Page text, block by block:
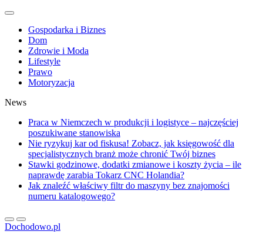
Gospodarka i Biznes
Dom
Zdrowie i Moda
Lifestyle
Prawo
Motoryzacja
News
Praca w Niemczech w produkcji i logistyce – najczęściej
poszukiwane stanowiska
Nie ryzykuj kar od fiskusa! Zobacz, jak księgowość dla
specjalistycznych branż może chronić Twój biznes
Stawki godzinowe, dodatki zmianowe i koszty życia – ile
naprawdę zarabia Tokarz CNC Holandia?
Jak znaleźć właściwy filtr do maszyny bez znajomości
numeru katalogowego?
Dochodowo.pl